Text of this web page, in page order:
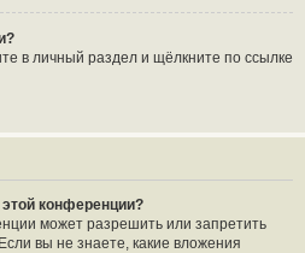
в личный раздел и щёлкните по ссылке
конференции?
может разрешить или запретить
вы не знаете, какие вложения